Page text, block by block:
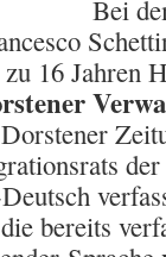
Bei
16 Jahren
bereits